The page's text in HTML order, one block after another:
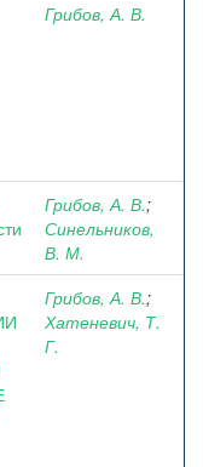
Грибов, А. В.
Грибов, А. В.;
Синельников,
В. М.
Грибов, А. В.;
Хатеневич, Т.
Г.